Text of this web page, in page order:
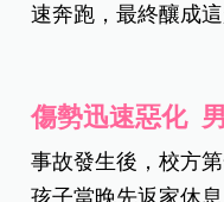
速奔跑，最終釀成這
傷勢迅速惡化
事故發生後，校方
孩子當晚先返家休